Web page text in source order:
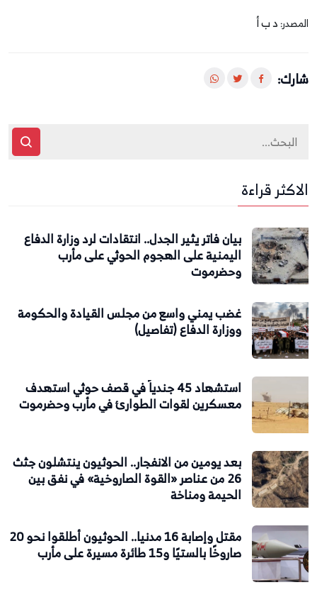
المصدر:د ب أ
شارك:
الاكثر قراءة
بيان فاتر يثير الجدل.. انتقادات لرد وزارة الدفاع
اليمنية على الهجوم الحوثي على مأرب
وحضرموت
غضب يمني واسع من مجلس القيادة والحكومة
ووزارة الدفاع (تفاصيل)
استشهاد 45 جندياً في قصف حوثي استهدف
معسكرين لقوات الطوارئ في مأرب وحضرموت
بعد يومين من الانفجار.. الحوثيون ينتشلون جثث
26 من عناصر «القوة الصاروخية» في نفق بين
الحيمة ومناخة
مقتل وإصابة 16 مدنيا.. الحوثيون أطلقوا نحو 20
صاروخًا بالستيًا و15 طائرة مسيرة على مأرب